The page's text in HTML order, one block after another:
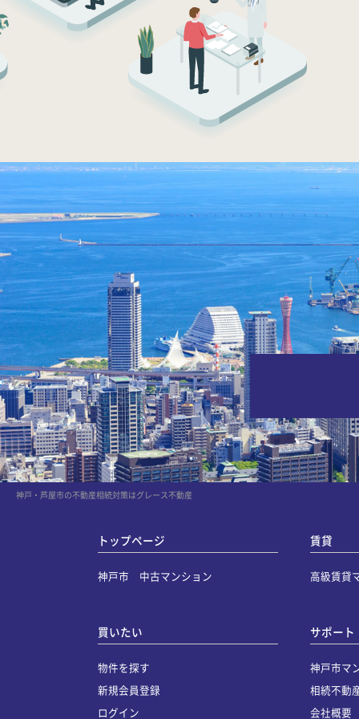
神戸・芦屋市の不動産相続対策はグレース不動産
トップページ
神戸市 中古マンション
買いたい
物件を探す
新規会員登録
ログイン
賃貸
高級賃貸
サポート
神戸市マ
相続不動
会社概要